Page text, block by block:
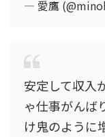
— 愛鷹
安定して収入
ゃ仕事がんば
け鬼のように